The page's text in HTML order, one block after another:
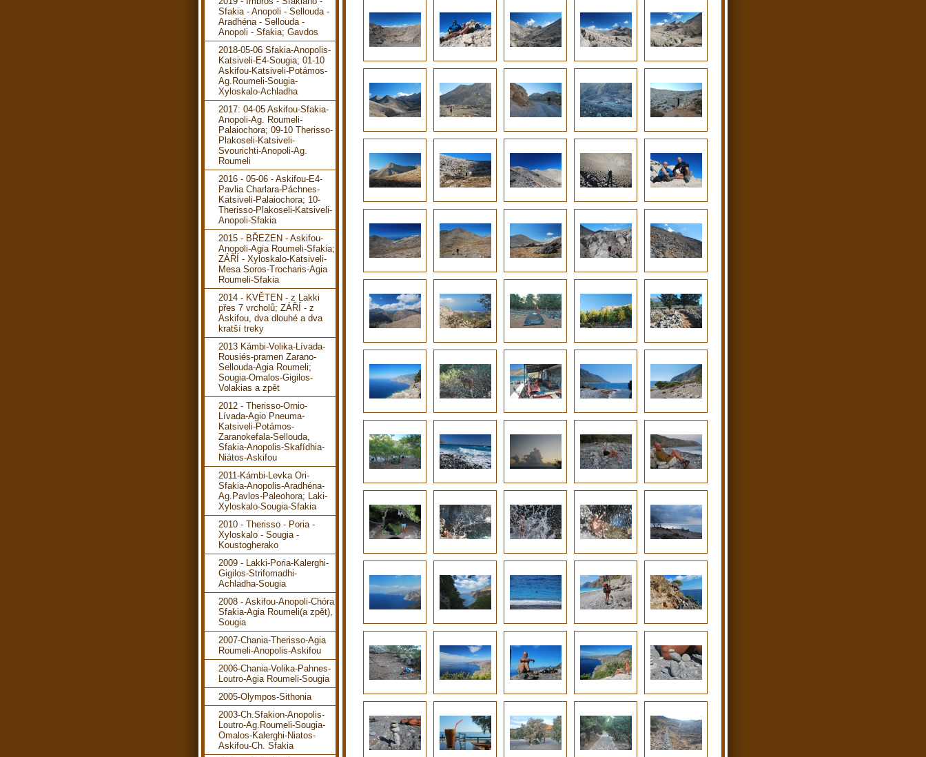
Sfakia - Anopoli - Sellouda -
Aradhéna - Sellouda -
Anopoli - Sfakia; Gavdos
2018-05-06 Sfakia-Anopolis-
Katsiveli-E4-Sougia; 01-10
Askifou-Katsiveli-Potámos-
Ag.Roumeli-Sougia-
Xyloskalo-Achladha
2017: 04-05 Askifou-Sfakia-
Anopoli-Ag. Roumeli-
Palaiochora; 09-10 Therisso-
Plakoseli-Katsiveli-
Svourichti-Anopoli-Ag.
Roumeli
2016 - 05-06 - Askifou-E4-
Pavlia Charlara-Páchnes-
Katsiveli-Palaiochora; 10-
Therisso-Plakoseli-Katsiveli-
Anopoli-Sfakia
2015 - BŘEZEN - Askifou-
Anopoli-Agia Roumeli-Sfakia;
ZÁŘÍ - Xyloskalo-Katsiveli-
Mesa Soros-Trocharis-Agia
Roumeli-Sfakia
2014 - KVĚTEN - z Lakki
přes 7 vrcholů; ZÁŘÍ - z
Askifou, dva dlouhé a dva
kratší treky
2013 Kámbi-Volika-Lívada-
Rousiés-pramen Zarano-
Sellouda-Agia Roumeli;
Sougia-Omalos-Gigilos-
Volakias a zpět
2012 - Therisso-Ornio-
Lívada-Agio Pneuma-
Katsiveli-Potámos-
Zaranokefala-Sellouda,
Sfakia-Anopolis-Skafídhia-
Niátos-Askifou
2011-Kámbi-Levka Ori-
Sfakia-Anopolis-Aradhéna-
Ag.Pavlos-Paleohora; Laki-
Xyloskalo-Sougia-Sfakia
2010 - Therisso - Poria -
Xyloskalo - Sougia -
Koustogherako
2009 - Lakki-Poria-Kalerghi-
Gigilos-Strifomadhi-
Achladha-Sougia
2008 - Askifou-Anopoli-Chóra
Sfakia-Agia Roumeli(a zpět),
Sougia
2007-Chania-Therisso-Agia
Roumeli-Anopolis-Askifou
2006-Chania-Volika-Pahnes-
Loutro-Agia Roumeli-Sougia
2005-Olympos-Sithonia
2003-Ch.Sfakion-Anopolis-
Loutro-Ag.Roumeli-Sougia-
Omalos-Kalerghi-Niatos-
Askifou-Ch. Sfakia